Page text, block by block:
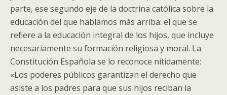
parte, ese segundo eje de la doctrina católica sobre la
educación del que hablamos más arriba: el que se
refiere a la educación integral de los hijos, que incluye
necesariamente su formación religiosa y moral. La
Constitución Española se lo reconoce nítidamente:
«Los poderes públicos garantizan el derecho que
asiste a los padres para que sus hijos reciban la